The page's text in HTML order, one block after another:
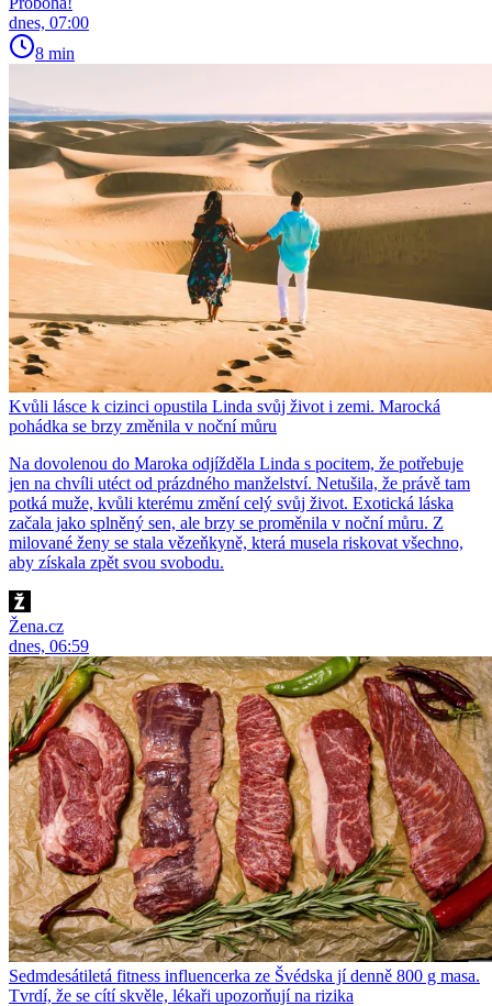
dnes, 07:00
8 min
Kvůli lásce k cizinci opustila Linda svůj život i zemi. Marocká
pohádka se brzy změnila v noční můru
Na dovolenou do Maroka odjížděla Linda s pocitem, že potřebuje
jen na chvíli utéct od prázdného manželství. Netušila, že právě tam
potká muže, kvůli kterému změní celý svůj život. Exotická láska
začala jako splněný sen, ale brzy se proměnila v noční můru. Z
milované ženy se stala vězeňkyně, která musela riskovat všechno,
aby získala zpět svou svobodu.
Žena.cz
dnes, 06:59
Sedmdesátiletá fitness influencerka ze Švédska jí denně 800 g masa.
Tvrdí, že se cítí skvěle, lékaři upozorňují na rizika